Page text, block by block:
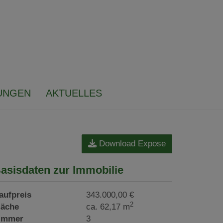
AKTUELLES
Download Expose
zur Immobilie
343.000,00 €
ca. 62,17 m2
3